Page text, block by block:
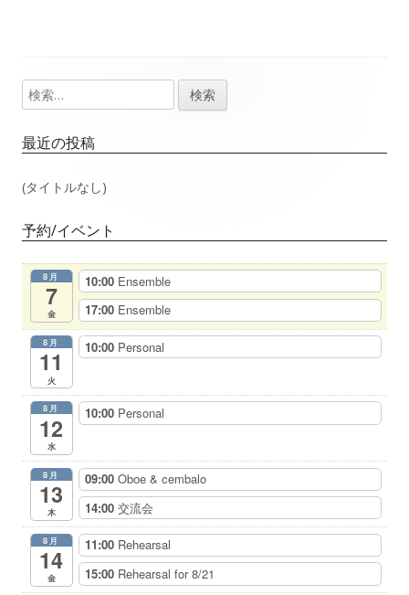
ビ
ゲ
ー
シ
ョ
メ
イ
ン
バ
検
索:
最近の投稿
(タイトルなし)
予約/イベント
8月
7
金
10:00 Ensemble
17:00 Ensemble
8月
11
火
10:00 Personal
8月
12
水
10:00 Personal
8月
13
木
09:00 Oboe & cembalo
14:00 交流会
8月
14
金
11:00 Rehearsal
15:00 Rehearsal for 8/21